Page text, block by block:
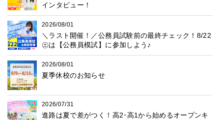
インタビュー！
2026/08/01
＼ラスト開催！／公務員試験前の最終チェック！8/22
㊏は【公務員模試】に参加しよう♪
2026/08/01
夏季休校のお知らせ
2026/07/31
進路は夏で差がつく！高2･高1から始めるオープンキ